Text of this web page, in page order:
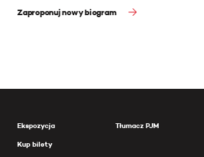
Zaproponuj nowy biogram
Ekspozycja
Kup bilety
Tłumacz PJM